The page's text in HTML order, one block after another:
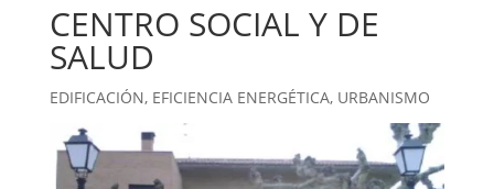
CENTRO SOCIAL Y DE
SALUD
EDIFICACIÓN, EFICIENCIA ENERGÉTICA, URBANISMO